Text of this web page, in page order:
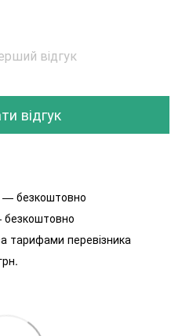
відгук
відгук
— безкоштовно
безкоштовно
тарифами перевізника